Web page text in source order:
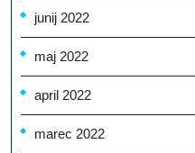
junij 2022
maj 2022
april 2022
marec 2022